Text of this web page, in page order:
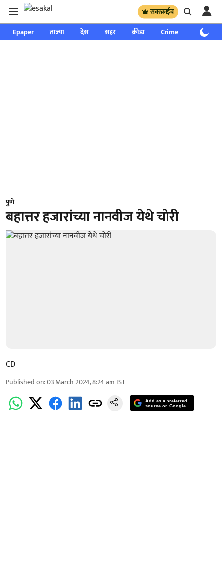
सबस्क्राईब
Epaper ताज्या देश शहर क्रीडा Crime साप्ताहिक
पुणे
बहात्तर हजारांच्या नानवीज येथे चोरी
CD
Published on:03 March 2024, 8:24 am IST
Add as a preferred
source on Google